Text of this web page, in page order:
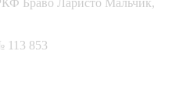
113 853